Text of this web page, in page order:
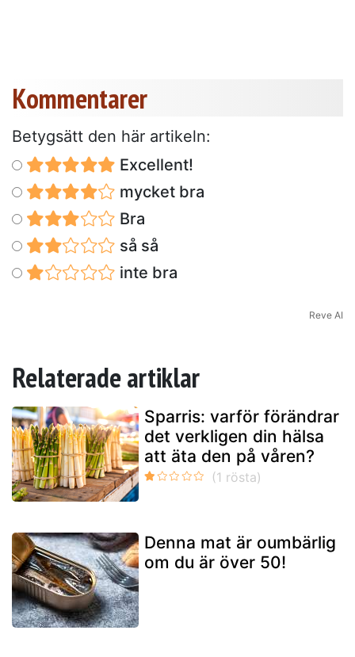
Kommentarer
Betygsätt den här artikeln:
Excellent!
mycket bra
Bra
så så
inte bra
Reve AI
Relaterade artiklar
Sparris: varför förändrar
det verkligen din hälsa
att äta den på våren?
Denna mat är oumbärlig
om du är över 50!